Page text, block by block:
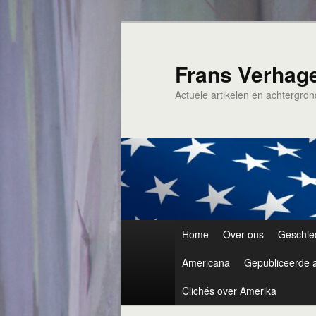
Frans
Actuele artikelen en
Home Over ons
Americana
Gepubliceerde
Clichés over Amerika